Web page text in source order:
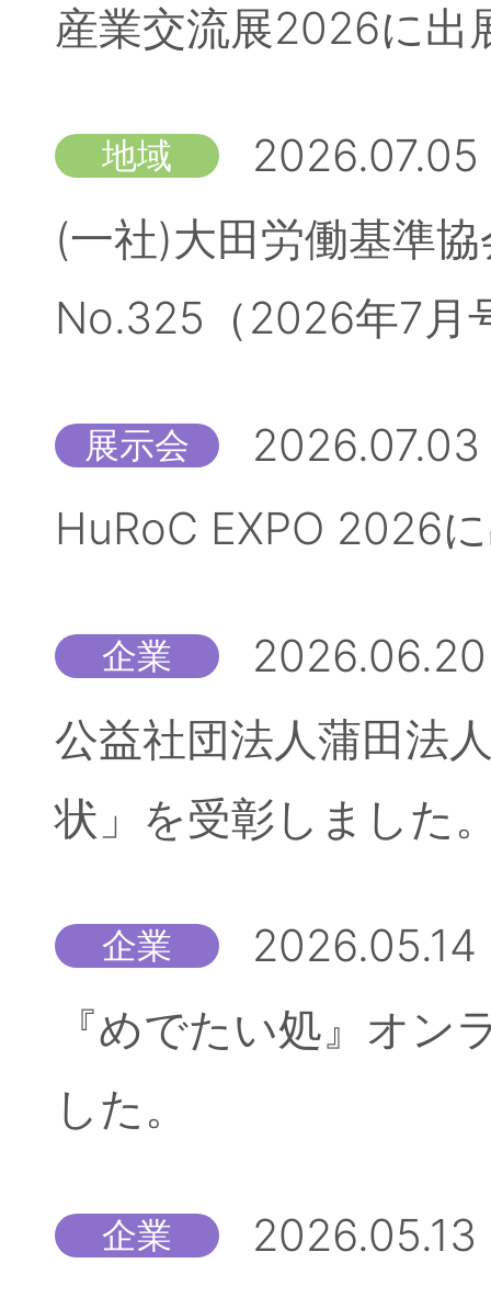
産業交流展2026に出
地域
2026.07.05
(一社)大田労働基準
No.325（2026年7月
展示会
2026.07.03
HuRoC EXPO 2026
企業
2026.06.20
公益社団法人蒲田法
状」を受彰しました
企業
2026.05.14
『めでたい処』オ
した。
企業
2026.05.13